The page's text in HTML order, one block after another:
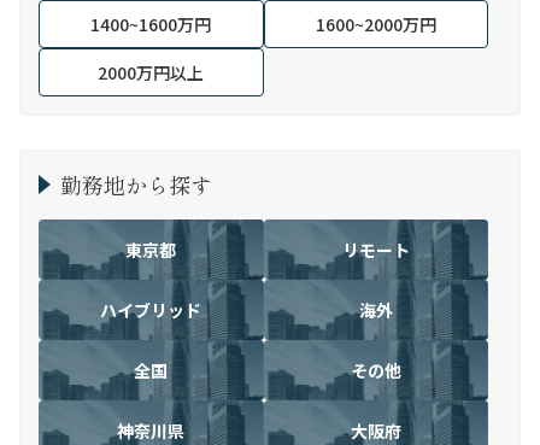
1400~1600万円
1600~2000万円
2000万円以上
勤務地から探す
東京都 リモート
ハイブリッド 海外
全国 その他
神奈川県 大阪府